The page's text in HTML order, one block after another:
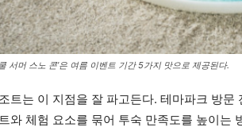
서머 스노 콘’은 여름 이벤트 기간 5가지 맛으로 제공된다.
트는 이 지점을 잘 파고든다. 테마파크 방
와 체험 요소를 묶어 투숙 만족도를 높이는